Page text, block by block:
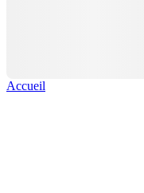
Accueil